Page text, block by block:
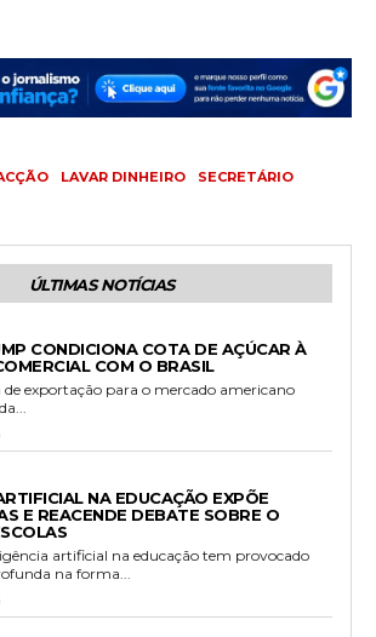
LAVAR DINHEIRO SECRETÁRIO
ÚLTIMAS NOTÍCIAS
CONDICIONA COTA DE AÇÚCAR À
COM O BRASIL
de exportação para o mercado americano
NA EDUCAÇÃO EXPÕE
E REACENDE DEBATE SOBRE O
artificial na educação tem provocado
na forma...